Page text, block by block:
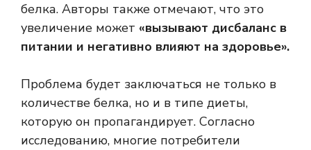
белка. Авторы также отмечают, что это
увеличение может «вызывают дисбаланс в
питании и негативно влияют на здоровье».
Проблема будет заключаться не только в
количестве белка, но и в типе диеты,
которую он пропагандирует. Согласно
исследованию, многие потребители